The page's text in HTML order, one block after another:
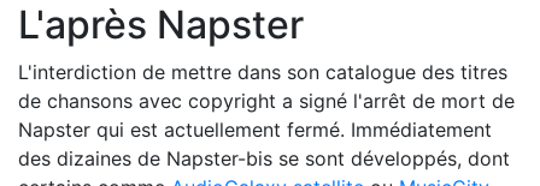
L'après Napster
L'interdiction de mettre dans son catalogue des titres
de chansons avec copyright a signé l'arrêt de mort de
Napster qui est actuellement fermé. Immédiatement
des dizaines de Napster-bis se sont développés, dont